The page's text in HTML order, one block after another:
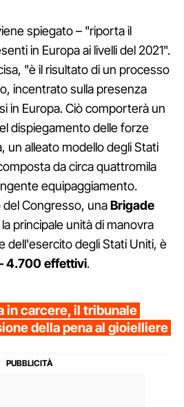
spiegato – "riporta il
in Europa ai livelli del 2021".
"è il risultato di un processo
incentrato sulla presenza
in Europa. Ciò comporterà un
dispiegamento delle forze
un alleato modello degli Stati
da circa quattromila
equipaggiamento.
Congresso, unaBrigade
la principale unità di manovra
dell'esercito degli Stati Uniti, è
4.700 effettivi.
in carcere, il tribunale
della pena al gioielliere